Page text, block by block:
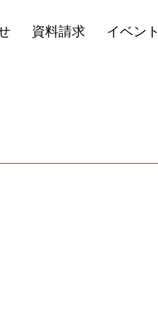
資料請求 イベント